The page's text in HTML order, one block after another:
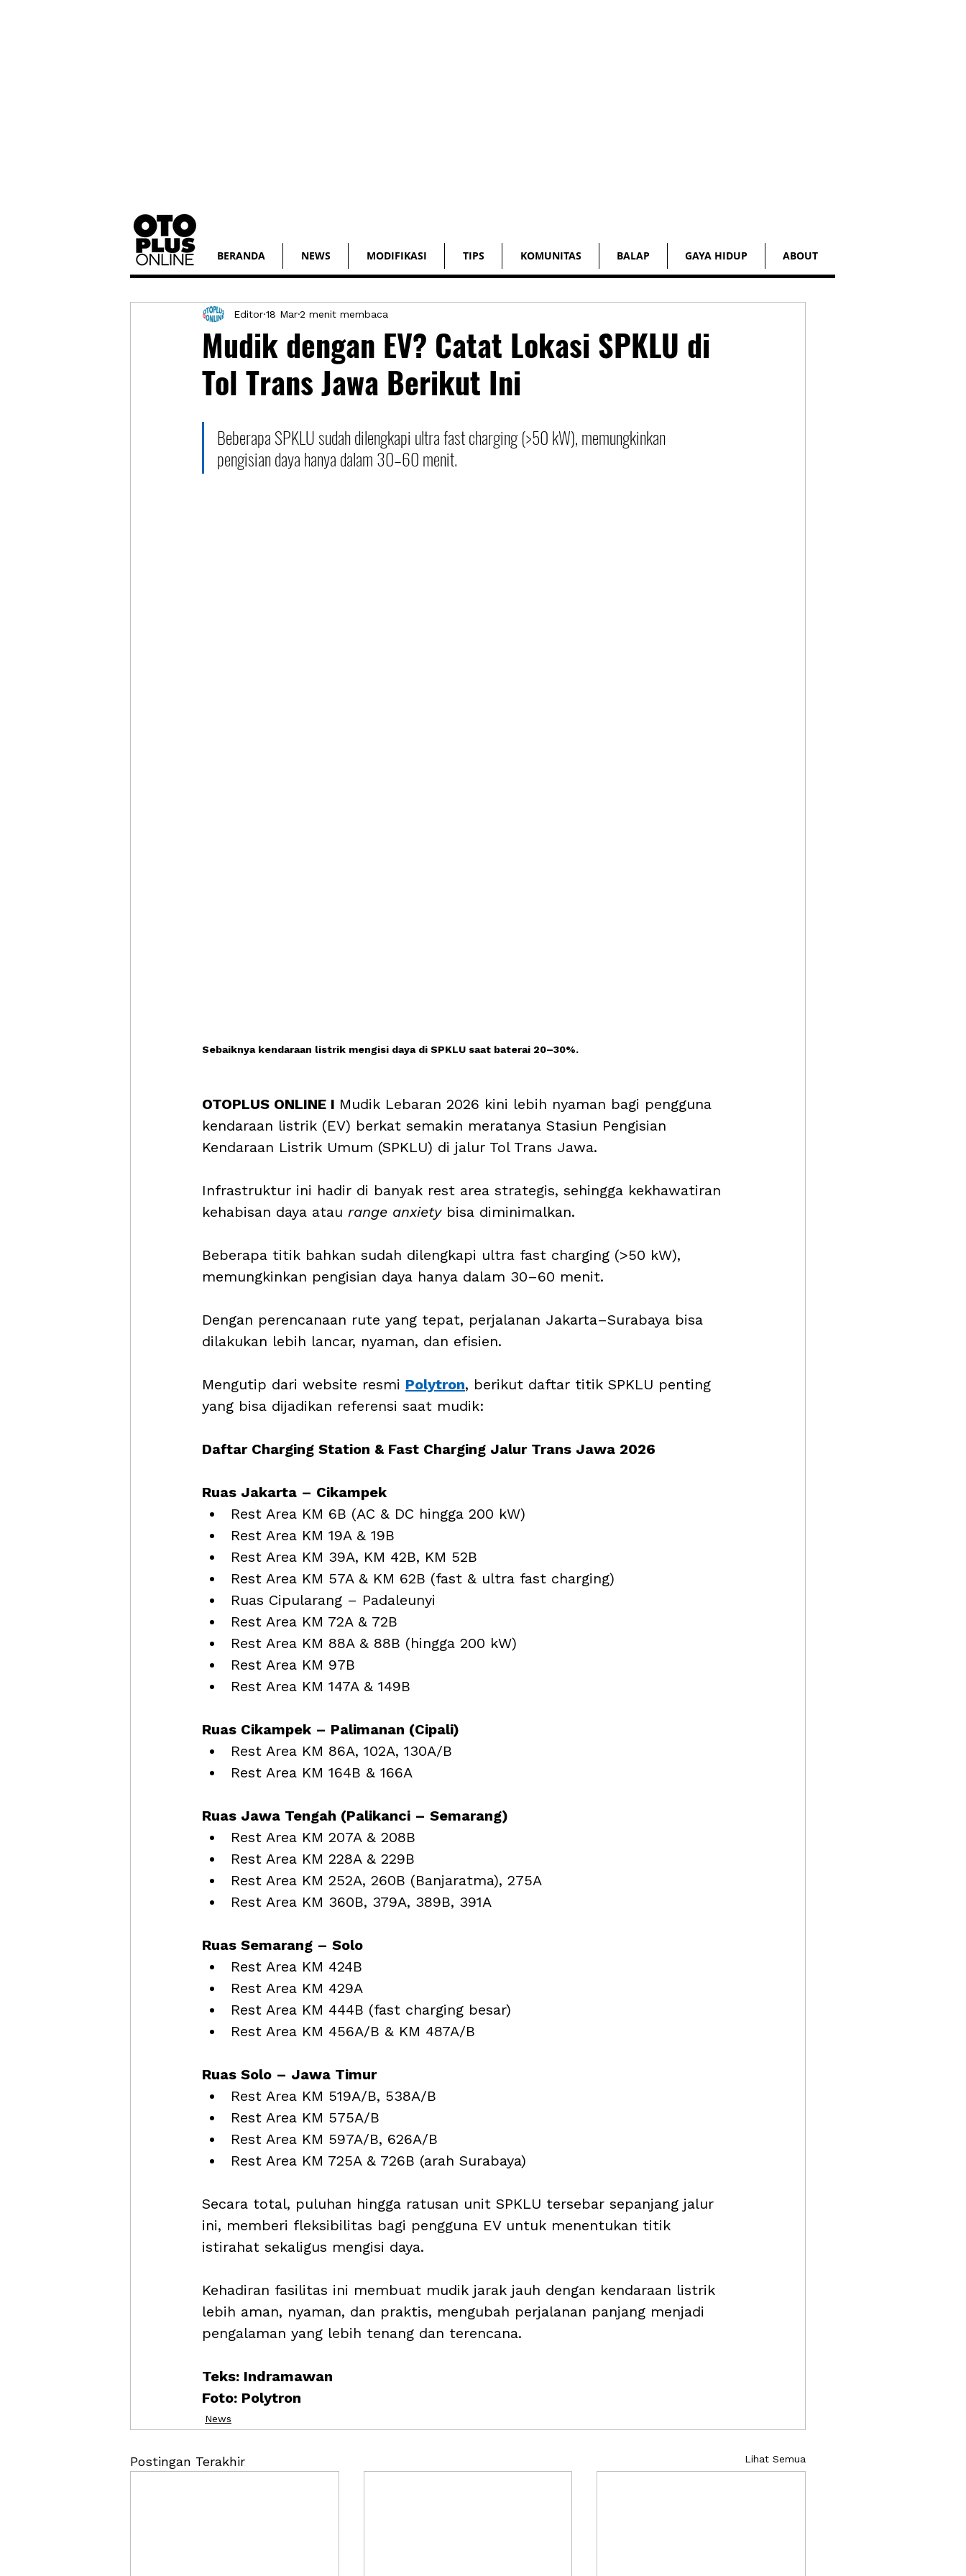
BERANDA NEWS MODIFIKASI TIPS KOMUNITAS BALAP GAYA HIDUP ABOUT
Mudik dengan EV? Catat Lokasi SPKLU di
Tol Trans Jawa Berikut Ini
Editor 18 Mar2 menit membaca
Beberapa SPKLU sudah dilengkapi ultra fast charging (>50 kW), memungkinkan
pengisian daya hanya dalam 30–60 menit.
Sebaiknya kendaraan listrik mengisi daya di SPKLU saat baterai 20–30%.
OTOPLUS ONLINE I Mudik Lebaran 2026 kini lebih nyaman bagi pengguna
kendaraan listrik (EV) berkat semakin meratanya Stasiun Pengisian
Kendaraan Listrik Umum (SPKLU) di jalur Tol Trans Jawa.
Infrastruktur ini hadir di banyak rest area strategis, sehingga kekhawatiran
kehabisan daya atau range anxiety bisa diminimalkan.
Beberapa titik bahkan sudah dilengkapi ultra fast charging (>50 kW),
memungkinkan pengisian daya hanya dalam 30–60 menit.
Dengan perencanaan rute yang tepat, perjalanan Jakarta–Surabaya bisa
dilakukan lebih lancar, nyaman, dan efisien.
Mengutip dari website resmi Polytron, berikut daftar titik SPKLU penting
yang bisa dijadikan referensi saat mudik:
Daftar Charging Station & Fast Charging Jalur Trans Jawa 2026
Ruas Jakarta – Cikampek
Rest Area KM 6B (AC & DC hingga 200 kW)
Rest Area KM 19A & 19B
Rest Area KM 39A, KM 42B, KM 52B
Rest Area KM 57A & KM 62B (fast & ultra fast charging)
Ruas Cipularang – Padaleunyi
Rest Area KM 72A & 72B
Rest Area KM 88A & 88B (hingga 200 kW)
Rest Area KM 97B
Rest Area KM 147A & 149B
Ruas Cikampek – Palimanan (Cipali)
Rest Area KM 86A, 102A, 130A/B
Rest Area KM 164B & 166A
Ruas Jawa Tengah (Palikanci – Semarang)
Rest Area KM 207A & 208B
Rest Area KM 228A & 229B
Rest Area KM 252A, 260B (Banjaratma), 275A
Rest Area KM 360B, 379A, 389B, 391A
Ruas Semarang – Solo
Rest Area KM 424B
Rest Area KM 429A
Rest Area KM 444B (fast charging besar)
Rest Area KM 456A/B & KM 487A/B
Ruas Solo – Jawa Timur
Rest Area KM 519A/B, 538A/B
Rest Area KM 575A/B
Rest Area KM 597A/B, 626A/B
Rest Area KM 725A & 726B (arah Surabaya)
Secara total, puluhan hingga ratusan unit SPKLU tersebar sepanjang jalur
ini, memberi fleksibilitas bagi pengguna EV untuk menentukan titik
istirahat sekaligus mengisi daya.
Kehadiran fasilitas ini membuat mudik jarak jauh dengan kendaraan listrik
lebih aman, nyaman, dan praktis, mengubah perjalanan panjang menjadi
pengalaman yang lebih tenang dan terencana.
Teks: Indramawan
Foto: Polytron
News
Postingan Terakhir Lihat Semua